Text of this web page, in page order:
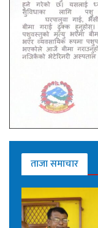
ताजा समाचार